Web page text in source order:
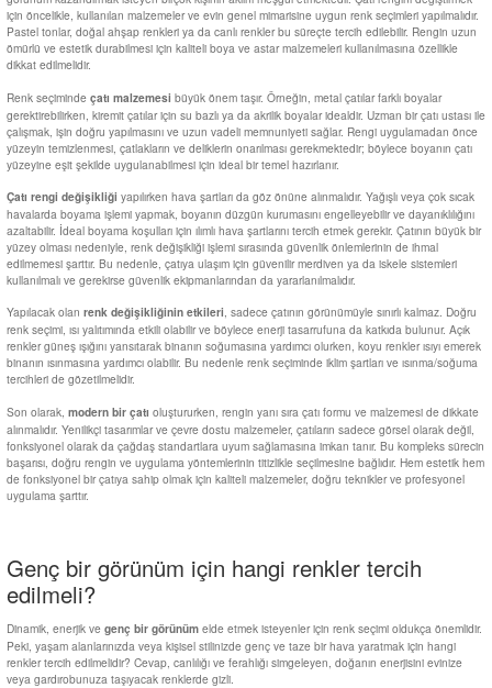
için öncelikle, kullanılan malzemeler ve evin genel mimarisine uygun renk seçimleri yapılmalıdır.
Pastel tonlar, doğal ahşap renkleri ya da canlı renkler bu süreçte tercih edilebilir. Rengin uzun
ömürlü ve estetik durabilmesi için kaliteli boya ve astar malzemeleri kullanılmasına özellikle
dikkat edilmelidir.
Renk seçiminde çatı malzemesi büyük önem taşır. Örneğin, metal çatılar farklı boyalar
gerektirebilirken, kiremit çatılar için su bazlı ya da akrilik boyalar idealdir. Uzman bir çatı ustası ile
çalışmak, işin doğru yapılmasını ve uzun vadeli memnuniyeti sağlar. Rengi uygulamadan önce
yüzeyin temizlenmesi, çatlakların ve deliklerin onarılması gerekmektedir; böylece boyanın çatı
yüzeyine eşit şekilde uygulanabilmesi için ideal bir temel hazırlanır.
Çatı rengi değişikliği yapılırken hava şartları da göz önüne alınmalıdır. Yağışlı veya çok sıcak
havalarda boyama işlemi yapmak, boyanın düzgün kurumasını engelleyebilir ve dayanıklılığını
azaltabilir. İdeal boyama koşulları için ılımlı hava şartlarını tercih etmek gerekir. Çatının büyük bir
yüzey olması nedeniyle, renk değişikliği işlemi sırasında güvenlik önlemlerinin de ihmal
edilmemesi şarttır. Bu nedenle, çatıya ulaşım için güvenilir merdiven ya da iskele sistemleri
kullanılmalı ve gerekirse güvenlik ekipmanlarından da yararlanılmalıdır.
Yapılacak olan renk değişikliğinin etkileri, sadece çatının görünümüyle sınırlı kalmaz. Doğru
renk seçimi, ısı yalıtımında etkili olabilir ve böylece enerji tasarrufuna da katkıda bulunur. Açık
renkler güneş ışığını yansıtarak binanın soğumasına yardımcı olurken, koyu renkler ısıyı emerek
binanın ısınmasına yardımcı olabilir. Bu nedenle renk seçiminde iklim şartları ve ısınma/soğuma
tercihleri de gözetilmelidir.
Son olarak, modern bir çatı oluştururken, rengin yanı sıra çatı formu ve malzemesi de dikkate
alınmalıdır. Yenilikçi tasarımlar ve çevre dostu malzemeler, çatıların sadece görsel olarak değil,
fonksiyonel olarak da çağdaş standartlara uyum sağlamasına imkan tanır. Bu kompleks sürecin
başarısı, doğru rengin ve uygulama yöntemlerinin titizlikle seçilmesine bağlıdır. Hem estetik hem
de fonksiyonel bir çatıya sahip olmak için kaliteli malzemeler, doğru teknikler ve profesyonel
uygulama şarttır.
Genç bir görünüm için hangi renkler tercih
edilmeli?
Dinamik, enerjik ve genç bir görünüm elde etmek isteyenler için renk seçimi oldukça önemlidir.
Peki, yaşam alanlarınızda veya kişisel stilinizde genç ve taze bir hava yaratmak için hangi
renkler tercih edilmelidir? Cevap, canlılığı ve ferahlığı simgeleyen, doğanın enerjisini evinize
veya gardırobunuza taşıyacak renklerde gizli.